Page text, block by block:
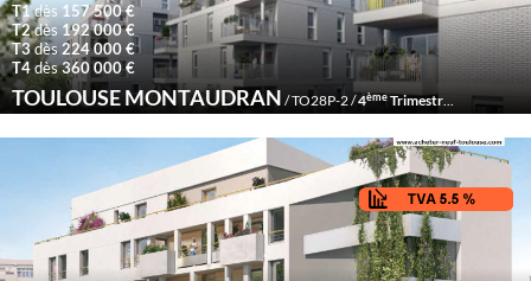
T1dès 157 500 €
T2dès192 000 €
T3dès224 000 €
T4dès360 000 €
TOULOUSE MONTAUDRAN / TO28P-2 /4èmeTrimestre 2028